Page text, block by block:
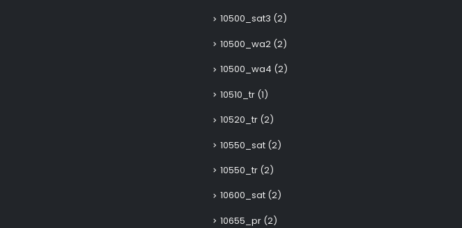
10500_sat3 (2)
10500_wa2 (2)
10500_wa4 (2)
10510_tr (1)
10520_tr (2)
10550_sat (2)
10550_tr (2)
10600_sat (2)
10655_pr (2)